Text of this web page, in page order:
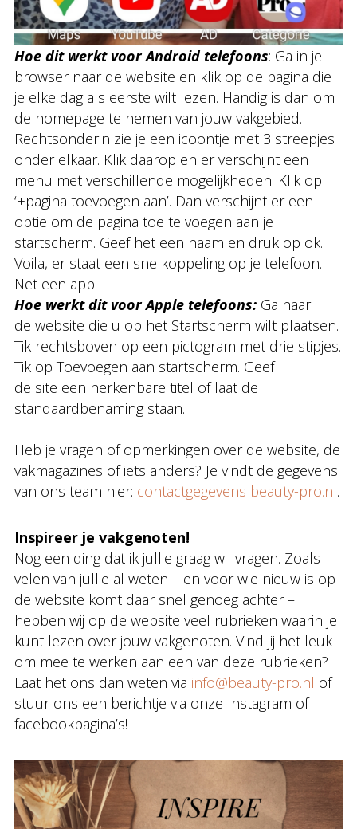
Hoe dit werkt voor Android telefoons: Ga in je
browser naar de website en klik op de pagina die
je elke dag als eerste wilt lezen. Handig is dan om
de homepage te nemen van jouw vakgebied.
Rechtsonderin zie je een icoontje met 3 streepjes
onder elkaar. Klik daarop en er verschijnt een
menu met verschillende mogelijkheden. Klik op
‘+pagina toevoegen aan’. Dan verschijnt er een
optie om de pagina toe te voegen aan je
startscherm. Geef het een naam en druk op ok.
Voila, er staat een snelkoppeling op je telefoon.
Net een app!
Hoe werkt dit voor Apple telefoons: Ga naar
de website die u op het Startscherm wilt plaatsen.
Tik rechtsboven op een pictogram met drie stipjes.
Tik op Toevoegen aan startscherm. Geef
de site een herkenbare titel of laat de
standaardbenaming staan.
Heb je vragen of opmerkingen over de website, de
vakmagazines of iets anders? Je vindt de gegevens
van ons team hier: contactgegevens beauty-pro.nl.
Inspireer je vakgenoten!
Nog een ding dat ik jullie graag wil vragen. Zoals
velen van jullie al weten – en voor wie nieuw is op
de website komt daar snel genoeg achter –
hebben wij op de website veel rubrieken waarin je
kunt lezen over jouw vakgenoten. Vind jij het leuk
om mee te werken aan een van deze rubrieken?
Laat het ons dan weten via info@beauty-pro.nl of
stuur ons een berichtje via onze Instagram of
facebookpagina’s!